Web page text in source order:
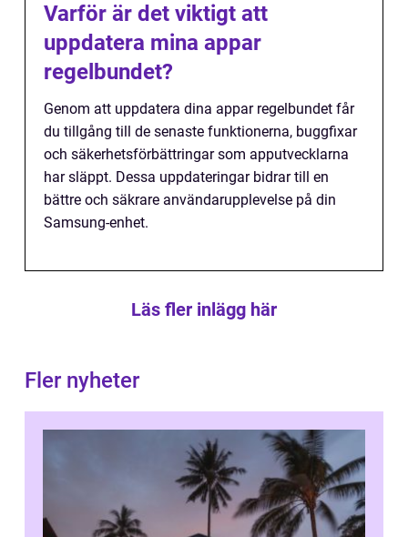
Varför är det viktigt att
uppdatera mina appar
regelbundet?
Genom att uppdatera dina appar regelbundet får
du tillgång till de senaste funktionerna, buggfixar
och säkerhetsförbättringar som apputvecklarna
har släppt. Dessa uppdateringar bidrar till en
bättre och säkrare användarupplevelse på din
Samsung-enhet.
Läs fler inlägg här
Fler nyheter